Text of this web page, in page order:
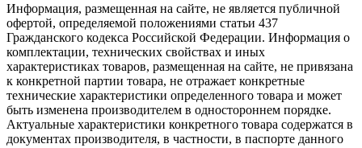
Информация, размещенная на сайте, не является публичной
офертой, определяемой положениями статьи 437
Гражданского кодекса Российской Федерации. Информация о
комплектации, технических свойствах и иных
характеристиках товаров, размещенная на сайте, не привязана
к конкретной партии товара, не отражает конкретные
технические характеристики определенного товара и может
быть изменена производителем в одностороннем порядке.
Актуальные характеристики конкретного товара содержатся в
документах производителя, в частности, в паспорте данного